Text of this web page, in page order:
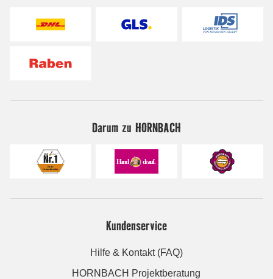
Darum zu HORNBACH
Kundenservice
Hilfe & Kontakt (FAQ)
HORNBACH Projektberatung